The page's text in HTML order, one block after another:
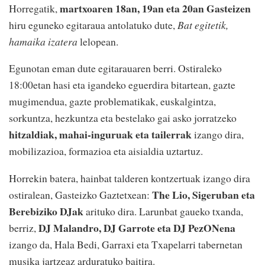
Horregatik, martxoaren 18an, 19an eta 20an Gasteizen
hiru eguneko egitaraua antolatuko dute, Bat egitetik,
hamaika izatera lelopean.
Egunotan eman dute egitarauaren berri. Ostiraleko
18:00etan hasi eta igandeko eguerdira bitartean, gazte
mugimendua, gazte problematikak, euskalgintza,
sorkuntza, hezkuntza eta bestelako gai asko jorratzeko
hitzaldiak, mahai-inguruak eta tailerrakizango dira,
mobilizazioa, formazioa eta aisialdia uztartuz.
Horrekin batera, hainbat talderen kontzertuak izango dira
ostiralean, Gasteizko Gaztetxean: The Lio, Sigeruban eta
Berebiziko DJakarituko dira. Larunbat gaueko txanda,
berriz, DJ Malandro, DJ Garrote eta DJ PezONena
izango da, Hala Bedi, Garraxi eta Txapelarri tabernetan
musika jartzeaz arduratuko baitira.